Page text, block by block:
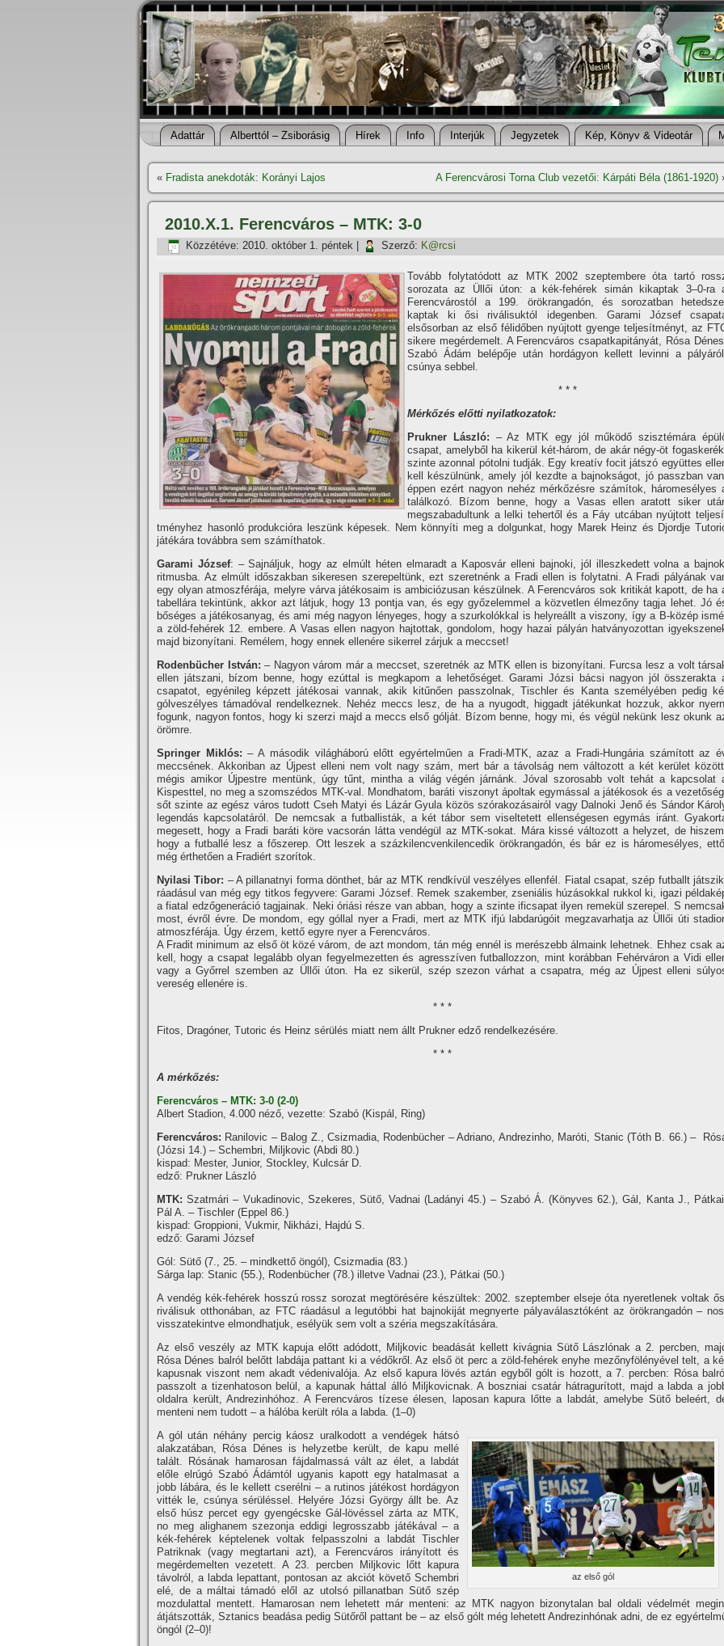
Adattár Alberttól – Zsiborásig Hí­rek Info Interjúk Jegyzetek Kép, Könyv & Videotár
« Fradista anekdoták: Korányi Lajos A Ferencvárosi Torna Club vezetői: Kárpáti Béla (1861-1920)
2010.X.1. Ferencváros – MTK: 3-0
Közzétéve: 2010. október 1. péntek Szerző: K@rcsi
Tovább folytatódott az MTK 2002 szeptembere óta tartó
sorozata az Üllői úton: a kék-fehérek simán kikaptak 3–0-ra
Ferencvárostól a 199. örökrangadón, és sorozatban
kaptak ki ősi riválisuktól idegenben. Garami József
elsősorban az első félidőben nyújtott gyenge teljesí­tményt, az
sikere megérdemelt. A Ferencváros csapatkapitányát, Rósa
Szabó Ádám belépője után hordágyon kellett levinni a
csúnya sebbel.
* * *
Mérkőzés előtti nyilatkozatok:
Prukner László: – Az MTK egy jól működő szisztémára
csapat, amelyből ha kikerül két-három, de akár négy-öt
szinte azonnal pótolni tudják. Egy kreatí­v focit játszó együttes
kell készülnünk, amely jól kezdte a bajnokságot, jó passzban
éppen ezért nagyon nehéz mérkőzésre számí­tok, háromesélyes
találkozó. Bí­zom benne, hogy a Vasas ellen aratott siker
megszabadultunk a lelki tehertől és a Fáy utcában nyújtott
tményhez hasonló produkcióra leszünk képesek. Nem könnyí­ti meg a dolgunkat, hogy Marek Heinz és Djordje
játékára továbbra sem számí­thatok.
Garami József: – Sajnáljuk, hogy az elmúlt héten elmaradt a Kaposvár elleni bajnoki, jól illeszkedett volna a
ritmusba. Az elmúlt időszakban sikeresen szerepeltünk, ezt szeretnénk a Fradi ellen is folytatni. A Fradi pályának
egy olyan atmoszférája, melyre várva játékosaim is ambiciózusan készülnek. A Ferencváros sok kritikát kapott, de ha
tabellára tekintünk, akkor azt látjuk, hogy 13 pontja van, és egy győzelemmel a közvetlen élmezőny tagja lehet. Jó
bőséges a játékosanyag, és ami még nagyon lényeges, hogy a szurkolókkal is helyreállt a viszony, í­gy a B-közép
a zöld-fehérek 12. embere. A Vasas ellen nagyon hajtottak, gondolom, hogy hazai pályán hatványozottan
majd bizonyí­tani. Remélem, hogy ennek ellenére sikerrel zárjuk a meccset!
Rodenbücher István: – Nagyon várom már a meccset, szeretnék az MTK ellen is bizonyí­tani. Furcsa lesz a volt
ellen játszani, bí­zom benne, hogy ezúttal is megkapom a lehetőséget. Garami Józsi bácsi nagyon jól összerakta
csapatot, egyénileg képzett játékosai vannak, akik kitűnően passzolnak, Tischler és Kanta személyében pedig
gólveszélyes támadóval rendelkeznek. Nehéz meccs lesz, de ha a nyugodt, higgadt játékunkat hozzuk, akkor
fogunk, nagyon fontos, hogy ki szerzi majd a meccs első gólját. Bí­zom benne, hogy mi, és végül nekünk lesz okunk
örömre.
Springer Miklós: – A második világháború előtt egyértelműen a Fradi-MTK, azaz a Fradi-Hungária számí­tott az
meccsének. Akkoriban az Újpest elleni nem volt nagy szám, mert bár a távolság nem változott a két kerület
mégis amikor Újpestre mentünk, úgy tűnt, mintha a világ végén járnánk. Jóval szorosabb volt tehát a kapcsolat
Kispesttel, no meg a szomszédos MTK-val. Mondhatom, baráti viszonyt ápoltak egymással a játékosok és a
sőt szinte az egész város tudott Cseh Matyi és Lázár Gyula közös szórakozásairól vagy Dalnoki Jenő és Sándor
legendás kapcsolatáról. De nemcsak a futballisták, a két tábor sem viseltetett ellenségesen egymás iránt.
megesett, hogy a Fradi baráti köre vacsorán látta vendégül az MTK-sokat. Mára kissé változott a helyzet, de
hogy a futballé lesz a főszerep. Ott leszek a százkilencvenkilencedik örökrangadón, és bár ez is háromesélyes, ettől
még érthetően a Fradiért szorí­tok.
Nyilasi Tibor: – A pillanatnyi forma dönthet, bár az MTK rendkí­vül veszélyes ellenfél. Fiatal csapat, szép futballt
ráadásul van még egy titkos fegyvere: Garami József. Remek szakember, zseniális húzásokkal rukkol ki, igazi
a fiatal edzőgeneráció tagjainak. Neki óriási része van abban, hogy a szinte ificsapat ilyen remekül szerepel. S
most, évről évre. De mondom, egy góllal nyer a Fradi, mert az MTK ifjú labdarúgóit megzavarhatja az Üllői úti
atmoszférája. Úgy érzem, kettő egyre nyer a Ferencváros.
A Fradit minimum az első öt közé várom, de azt mondom, tán még ennél is merészebb álmaink lehetnek. Ehhez csak
kell, hogy a csapat legalább olyan fegyelmezetten és agresszí­ven futballozzon, mint korábban Fehérváron a Vidi
vagy a Győrrel szemben az Üllői úton. Ha ez sikerül, szép szezon várhat a csapatra, még az Újpest elleni
vereség ellenére is.
* * *
Fitos, Dragóner, Tutoric és Heinz sérülés miatt nem állt Prukner edző rendelkezésére.
* * *
A mérkőzés:
Ferencváros – MTK: 3-0 (2-0)
Albert Stadion, 4.000 néző, vezette: Szabó (Kispál, Ring)
Ferencváros: Ranilovic – Balog Z., Csizmadia, Rodenbücher – Adriano, Andrezinho, Maróti, Stanic (Tóth B. 66.) –
(Józsi 14.) – Schembri, Miljkovic (Abdi 80.)
kispad: Mester, Junior, Stockley, Kulcsár D.
edző: Prukner László
MTK: Szatmári – Vukadinovic, Szekeres, Sütő, Vadnai (Ladányi 45.) – Szabó Á. (Könyves 62.), Gál, Kanta J.,
Pál A. – Tischler (Eppel 86.)
kispad: Groppioni, Vukmir, Nikházi, Hajdú S.
edző: Garami József
Gól: Sütő (7., 25. – mindkettő öngól), Csizmadia (83.)
Sárga lap: Stanic (55.), Rodenbücher (78.) illetve Vadnai (23.), Pátkai (50.)
A vendég kék-fehérek hosszú rossz sorozat megtörésére készültek: 2002. szeptember elseje óta nyeretlenek voltak
riválisuk otthonában, az FTC ráadásul a legutóbbi hat bajnokiját megnyerte pályaválasztóként az örökrangadón –
visszatekintve elmondhatjuk, esélyük sem volt a széria megszakí­tására.
Az első veszély az MTK kapuja előtt adódott, Miljkovic beadását kellett kivágnia Sütő Lászlónak a 2. percben,
Rósa Dénes balról belőtt labdája pattant ki a védőkről. Az első öt perc a zöld-fehérek enyhe mezőnyfölényével telt, a
kapusnak viszont nem akadt védenivalója. Az első kapura lövés aztán egyből gólt is hozott, a 7. percben: Rósa balról
passzolt a tizenhatoson belül, a kapunak háttal álló Miljkovicnak. A boszniai csatár hátragurí­tott, majd a labda a
oldalra került, Andrezinhóhoz. A Ferencváros tí­zese élesen, laposan kapura lőtte a labdát, amelybe Sütő beleért,
menteni nem tudott – a hálóba került róla a labda. (1–0)
az első gól
A gól után néhány percig káosz uralkodott a vendégek hátsó
alakzatában, Rósa Dénes is helyzetbe került, de kapu mellé
talált. Rósának hamarosan fájdalmassá vált az élet, a labdát
előle elrúgó Szabó Ádámtól ugyanis kapott egy hatalmasat a
jobb lábára, és le kellett cserélni – a rutinos játékost hordágyon
vitték le, csúnya sérüléssel. Helyére Józsi György állt be. Az
első húsz percet egy gyengécske Gál-lövéssel zárta az MTK,
no meg alighanem szezonja eddigi legrosszabb játékával – a
kék-fehérek képtelenek voltak felpasszolni a labdát Tischler
Patriknak (vagy megtartani azt), a Ferencváros irányí­tott és
megérdemelten vezetett. A 23. percben Miljkovic lőtt kapura
távolról, a labda lepattant, pontosan az akciót követő Schembri
elé, de a máltai támadó elől az utolsó pillanatban Sütő szép
mozdulattal mentett. Hamarosan nem lehetett már menteni: az MTK nagyon bizonytalan bal oldali védelmét
átjátszották, Sztanics beadása pedig Sütőről pattant be – az első gólt még lehetett Andrezinhónak adni, de ez
öngól (2–0)!